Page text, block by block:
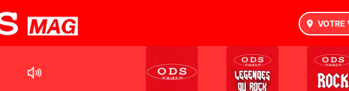
VOTRE